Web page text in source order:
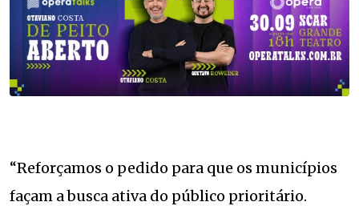
“Reforçamos o pedido para que os municípios
façam a busca ativa do público prioritário.